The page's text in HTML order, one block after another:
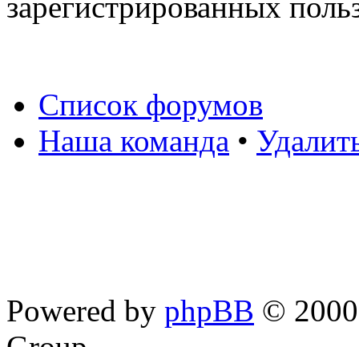
Список форумов
Наша команда •
Powered by phpBB ©